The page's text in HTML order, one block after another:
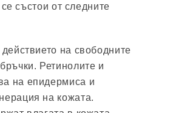
състои от следните
на свободните
Ретинолите и
на епидермиса и
на кожата.